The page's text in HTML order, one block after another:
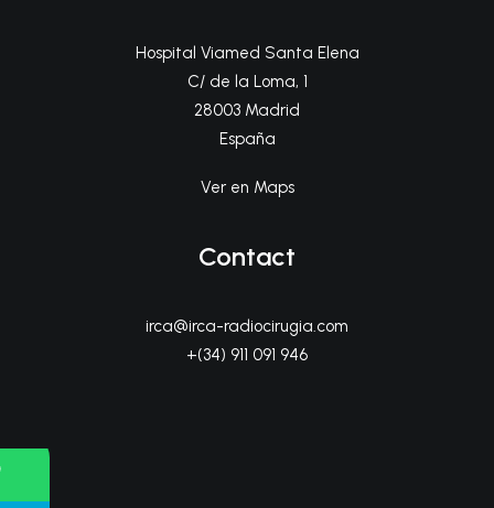
Hospital Viamed Santa Elena
C/ de la Loma, 1
28003 Madrid
España
Ver en Maps
Contact
irca@irca-radiocirugia.com
+(34) 911 091 946